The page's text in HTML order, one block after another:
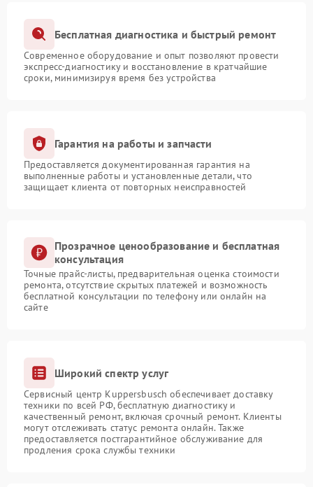
Бесплатная диагностика и быстрый ремонт
Современное оборудование и опыт позволяют провести
экспресс-диагностику и восстановление в кратчайшие
сроки, минимизируя время без устройства
Гарантия на работы и запчасти
Предоставляется документированная гарантия на
выполненные работы и установленные детали, что
защищает клиента от повторных неисправностей
Прозрачное ценообразование и бесплатная
консультация
Точные прайс-листы, предварительная оценка стоимости
ремонта, отсутствие скрытых платежей и возможность
бесплатной консультации по телефону или онлайн на
сайте
Широкий спектр услуг
Сервисный центр Kuppersbusch обеспечивает доставку
техники по всей РФ, бесплатную диагностику и
качественный ремонт, включая срочный ремонт. Клиенты
могут отслеживать статус ремонта онлайн. Также
предоставляется постгарантийное обслуживание для
продления срока службы техники